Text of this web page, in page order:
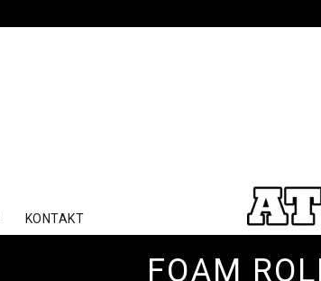
KONTAKT
FOAM